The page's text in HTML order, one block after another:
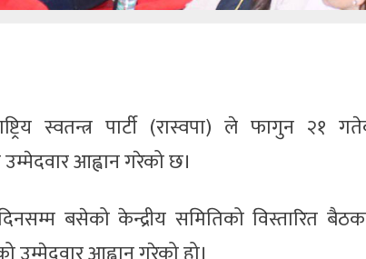
स्वतन्त्र पार्टी (रास्वपा) ले फागुन २१
उम्मेदवार आह्वान गरेको छ।
बसेको केन्द्रीय समितिको विस्तारित